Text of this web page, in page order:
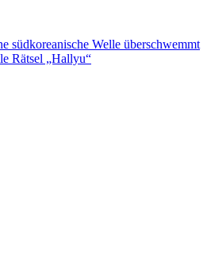
südkoreanische Welle überschwemmt
Rätsel „Hallyu“